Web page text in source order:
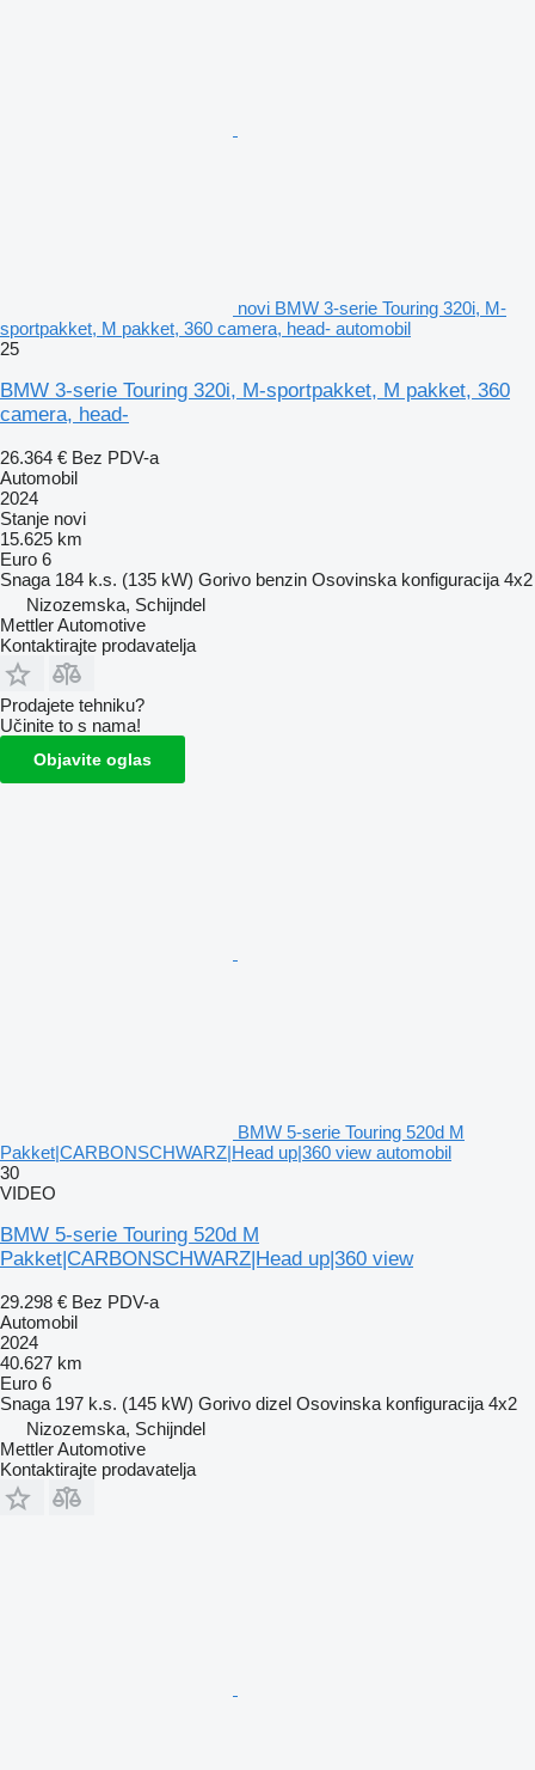
novi BMW 3-serie Touring 320i, M-
sportpakket, M pakket, 360 camera, head- automobil
25
BMW 3-serie Touring 320i, M-sportpakket, M pakket, 360
camera, head-
26.364 € Bez PDV-a
Automobil
2024
Stanje novi
15.625 km
Euro 6
Snaga 184 k.s. (135 kW) Gorivo benzin Osovinska konfiguracija 4x2
Nizozemska, Schijndel
Mettler Automotive
Kontaktirajte prodavatelja
Prodajete tehniku?
Učinite to s nama!
Objavite oglas
BMW 5-serie Touring 520d M
Pakket|CARBONSCHWARZ|Head up|360 view automobil
30
VIDEO
BMW 5-serie Touring 520d M
Pakket|CARBONSCHWARZ|Head up|360 view
29.298 € Bez PDV-a
Automobil
2024
40.627 km
Euro 6
Snaga 197 k.s. (145 kW) Gorivo dizel Osovinska konfiguracija 4x2
Nizozemska, Schijndel
Mettler Automotive
Kontaktirajte prodavatelja